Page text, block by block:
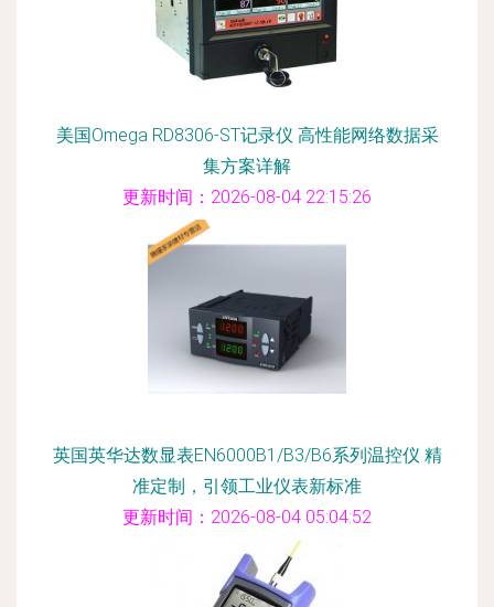
美国Omega RD8306-ST记录仪 高性能网络数据采
集方案详解
更新时间：2026-08-04 22:15:26
英国英华达数显表EN6000B1/B3/B6系列温控仪 精
准定制，引领工业仪表新标准
更新时间：2026-08-04 05:04:52